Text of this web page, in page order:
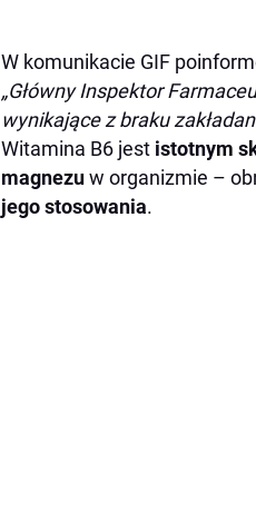
W komunikacie GIF
„Główny Inspektor
wynikające z braku
Witamina B6 jest istotnym
magnezuw organizmie –
jego stosowania.